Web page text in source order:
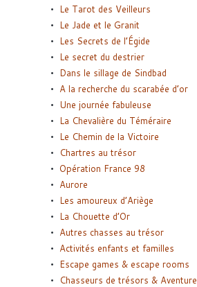
Le Tarot des Veilleurs
Le Jade et le Granit
Les Secrets de l’Égide
Le secret du destrier
Dans le sillage de Sindbad
A la recherche du scarabée d’or
Une journée fabuleuse
La Chevalière du Téméraire
Le Chemin de la Victoire
Chartres au trésor
Opération France 98
Aurore
Les amoureux d’Ariège
La Chouette d’Or
Autres chasses au trésor
Activités enfants et familles
Escape games & escape rooms
Chasseurs de trésors & Aventure